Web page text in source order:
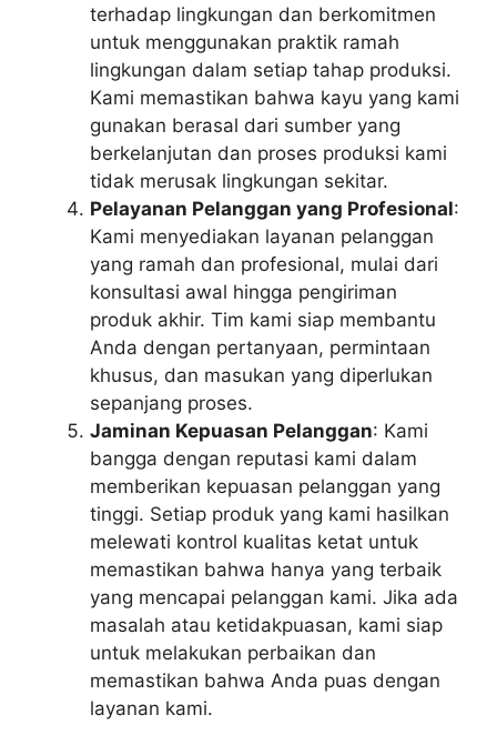
terhadap lingkungan dan berkomitmen
untuk menggunakan praktik ramah
lingkungan dalam setiap tahap produksi.
Kami memastikan bahwa kayu yang kami
gunakan berasal dari sumber yang
berkelanjutan dan proses produksi kami
tidak merusak lingkungan sekitar.
Pelayanan Pelanggan yang Profesional:
Kami menyediakan layanan pelanggan
yang ramah dan profesional, mulai dari
konsultasi awal hingga pengiriman
produk akhir. Tim kami siap membantu
Anda dengan pertanyaan, permintaan
khusus, dan masukan yang diperlukan
sepanjang proses.
Jaminan Kepuasan Pelanggan: Kami
bangga dengan reputasi kami dalam
memberikan kepuasan pelanggan yang
tinggi. Setiap produk yang kami hasilkan
melewati kontrol kualitas ketat untuk
memastikan bahwa hanya yang terbaik
yang mencapai pelanggan kami. Jika ada
masalah atau ketidakpuasan, kami siap
untuk melakukan perbaikan dan
memastikan bahwa Anda puas dengan
layanan kami.